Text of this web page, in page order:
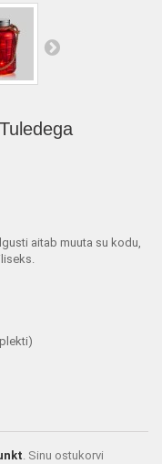
aitab muuta su kodu,
. Sinu ostukorvi